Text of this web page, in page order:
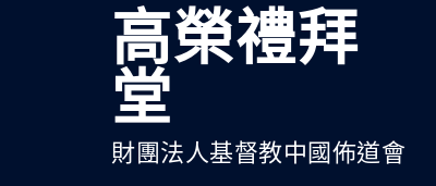
高榮禮拜
堂
財團法人基督教中國佈道會